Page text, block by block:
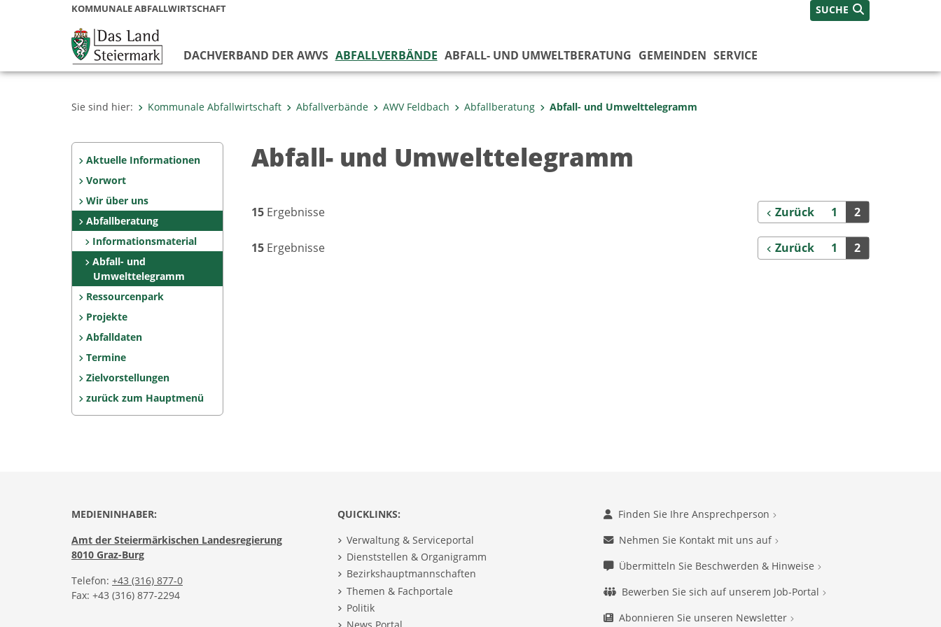
KOMMUNALE ABFALLWIRTSCHAFT SUCHE
DACHVERBAND DER AWVS ABFALLVERBÄNDE ABFALL- UND UMWELTBERATUNG GEMEINDEN SERVICE
Sie sind hier: Kommunale Abfallwirtschaft Abfallverbände AWV Feldbach Abfallberatung Abfall- und Umwelttelegramm
Aktuelle Informationen
Vorwort
Wir über uns
Abfallberatung
Informationsmaterial
Abfall- und
Umwelttelegramm
Ressourcenpark
Projekte
Abfalldaten
Termine
Zielvorstellungen
zurück zum Hauptmenü
Abfall- und Umwelttelegramm
15Ergebnisse Zurück
Zurück 1 2
15Ergebnisse Zurück
Zurück 1 2
MEDIENINHABER:
Amt der Steiermärkischen Landesregierung
8010 Graz-Burg
Telefon: +43 (316) 877-0
Fax: +43 (316) 877-2294
QUICKLINKS:
Verwaltung & Serviceportal
Dienststellen & Organigramm
Bezirkshauptmannschaften
Themen & Fachportale
Politik
Finden Sie Ihre Ansprechperson
Nehmen Sie Kontakt mit uns auf
Übermitteln Sie Beschwerden & Hinweise
Bewerben Sie sich auf unserem Job-Portal
Abonnieren Sie unseren Newsletter